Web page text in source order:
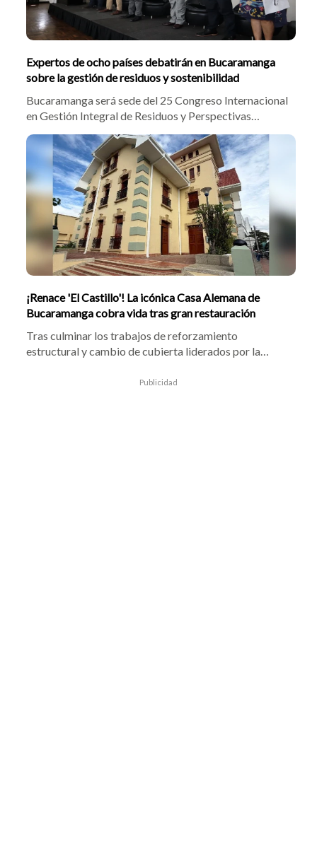
Expertos de ocho países debatirán en Bucaramanga
sobre la gestión de residuos y sostenibilidad
Bucaramanga será sede del 25 Congreso Internacional
en Gestión Integral de Residuos y Perspectivas
expertos de Colombia, Portugal, Brasil, México,
España, Estados Unidos, Canadá y Chile para analizar
innovación, economía circular, políticas públicas y
soluciones frente a los retos ambientales y la gestión
de residuos.
¡Renace 'El Castillo'! La icónica Casa Alemana de
Bucaramanga cobra vida tras gran restauración
Tras culminar los trabajos de reforzamiento
estructural y cambio de cubierta liderados por la
Clausen reabrió sus puertas en Bucaramanga. El
Publicidad